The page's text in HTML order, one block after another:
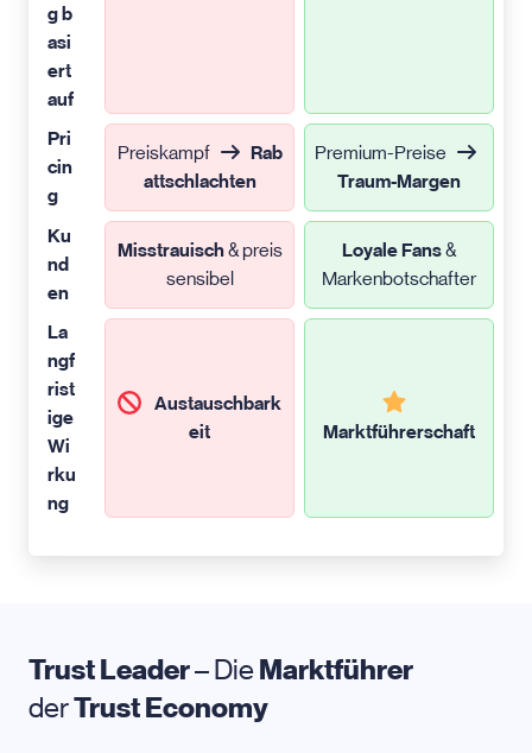
g b
asi
ert
auf
Pri
cin
g
Preiskampf
Rab
attschlachten
Premium-Preise
Traum-Margen
Ku
nd
en
Misstrauisch& preis
sensibel
Loyale Fans&
Markenbotschafter
La
ngf
rist
ige
Wi
rku
ng
Austauschbark
eit
Marktführerschaft
Trust Leader– DieMarktführer
derTrust Economy